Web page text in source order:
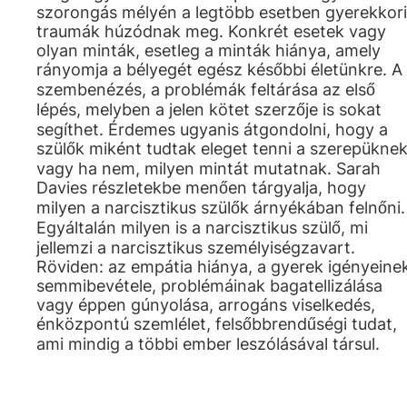
szorongás mélyén a legtöbb esetben gyerekkori
traumák húzódnak meg. Konkrét esetek vagy
olyan minták, esetleg a minták hiánya, amely
rányomja a bélyegét egész későbbi életünkre. A
szembenézés, a problémák feltárása az első
lépés, melyben a jelen kötet szerzője is sokat
segíthet. Érdemes ugyanis átgondolni, hogy a
szülők miként tudtak eleget tenni a
vagy ha nem, milyen mintát mutatnak. Sarah
Davies részletekbe menően tárgyalja, hogy
milyen a narcisztikus szülők árnyékában felnőni.
Egyáltalán milyen is a narcisztikus szülő, mi
jellemzi a narcisztikus személyiségzavart.
Röviden: az empátia hiánya, a gyerek
semmibevétele, problémáinak bagatellizálása
vagy éppen gúnyolása, arrogáns viselkedés,
énközpontú szemlélet, felsőbbrendűségi tudat,
ami mindig a többi ember leszólásával társul.